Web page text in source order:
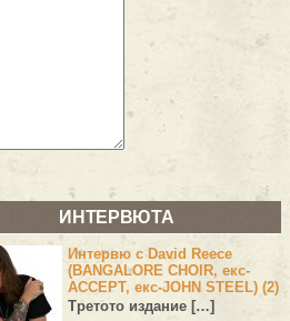
ИНТЕРВЮТА
Интервю с David Reece
(BANGALORE CHOIR, екс-
ACCEPT, екс-JOHN STEEL) (2)
Третото издание […]